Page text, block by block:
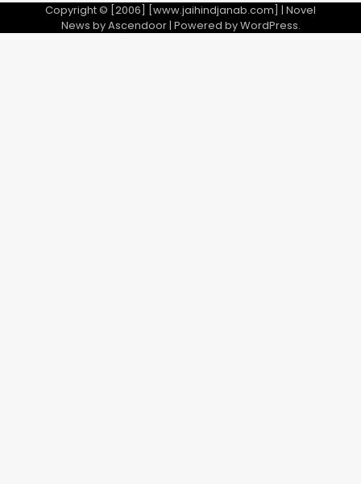
Copyright © [2006] [www.jaihindjanab.com] | Novel
News byAscendoor| Powered byWordPress.